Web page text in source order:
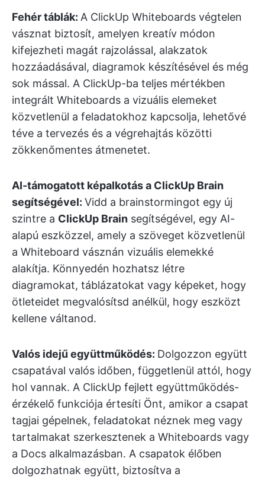
Fehér táblák: A ClickUp Whiteboards végtelen
vásznat biztosít, amelyen kreatív módon
kifejezheti magát rajzolással, alakzatok
hozzáadásával, diagramok készítésével és még
sok mással. A ClickUp-ba teljes mértékben
integrált Whiteboards a vizuális elemeket
közvetlenül a feladatokhoz kapcsolja, lehetővé
téve a tervezés és a végrehajtás közötti
zökkenőmentes átmenetet.
AI-támogatott képalkotás a ClickUp Brain
segítségével: Vidd a brainstormingot egy új
szintre a ClickUp Brain segítségével, egy AI-
alapú eszközzel, amely a szöveget közvetlenül
a Whiteboard vásznán vizuális elemekké
alakítja. Könnyedén hozhatsz létre
diagramokat, táblázatokat vagy képeket, hogy
ötleteidet megvalósítsd anélkül, hogy eszközt
kellene váltanod.
Valós idejű együttműködés: Dolgozzon együtt
csapatával valós időben, függetlenül attól, hogy
hol vannak. A ClickUp fejlett együttműködés-
érzékelő funkciója értesíti Önt, amikor a csapat
tagjai gépelnek, feladatokat néznek meg vagy
tartalmakat szerkesztenek a Whiteboards vagy
a Docs alkalmazásban. A csapatok élőben
dolgozhatnak együtt, biztosítva a